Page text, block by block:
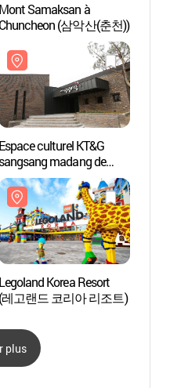
Mont Samaksan à
Chuncheon (삼악산(춘천))
Espace culturel KT&G
sangsang madang de
Chuncheon (KT&G
상상마당 춘천)
Legoland Korea Resort
(레고랜드 코리아 리조트)
plus